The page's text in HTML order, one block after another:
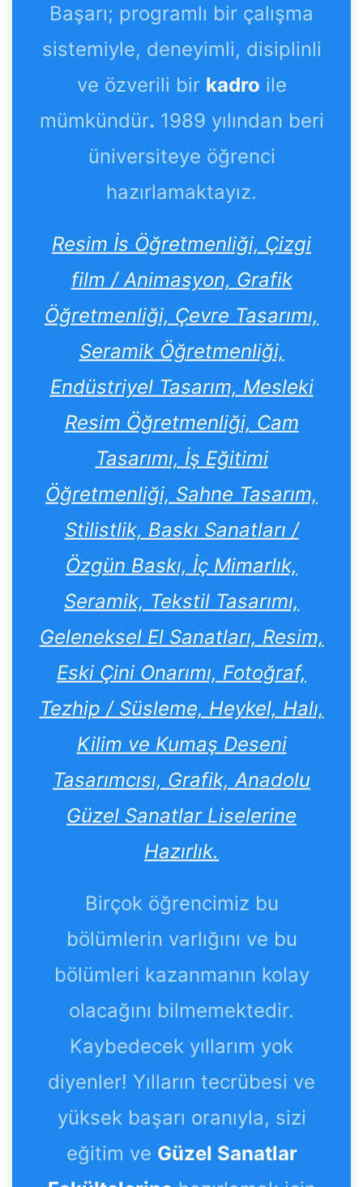
Başarı; programlı bir çalışma
sistemiyle, deneyimli, disiplinli
ve özverili bir kadro ile
mümkündür. 1989 yılından beri
üniversiteye öğrenci
hazırlamaktayız.
Resim İs Öğretmenliği, Çizgi
film / Animasyon, Grafik
Öğretmenliği, Çevre Tasarımı,
Seramik Öğretmenliği,
Endüstriyel Tasarım, Mesleki
Resim Öğretmenliği, Cam
Tasarımı, İş Eğitimi
Öğretmenliği, Sahne Tasarım,
Stilistlik, Baskı Sanatları /
Özgün Baskı, İç Mimarlık,
Seramik, Tekstil Tasarımı,
Geleneksel El Sanatları, Resim,
Eski Çini Onarımı, Fotoğraf,
Tezhip / Süsleme, Heykel, Halı,
Kilim ve Kumaş Deseni
Tasarımcısı, Grafik, Anadolu
Güzel Sanatlar Liselerine
Hazırlık.
Birçok öğrencimiz bu
bölümlerin varlığını ve bu
bölümleri kazanmanın kolay
olacağını bilmemektedir.
Kaybedecek yıllarım yok
diyenler! Yılların tecrübesi ve
yüksek başarı oranıyla, sizi
eğitim ve Güzel Sanatlar